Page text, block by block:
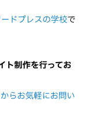
ードプレスの学校で
ト制作を行ってお
らお気軽にお問い